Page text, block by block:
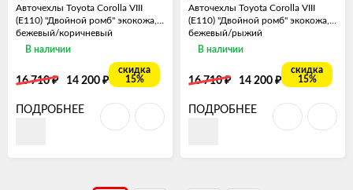
Авточехлы Toyota Corolla VIII
(E110) "Двойной ромб" экокожа,
бежевый/коричневый
В наличии
16 710₽ 14 200 ₽
скидка
15%
ПОДРОБНЕЕ
Авточехлы Toyota Corolla VIII
(E110) "Двойной ромб" экокожа,
бежевый/рыжий
В наличии
16 710₽ 14 200 ₽
скидка
15%
ПОДРОБНЕЕ